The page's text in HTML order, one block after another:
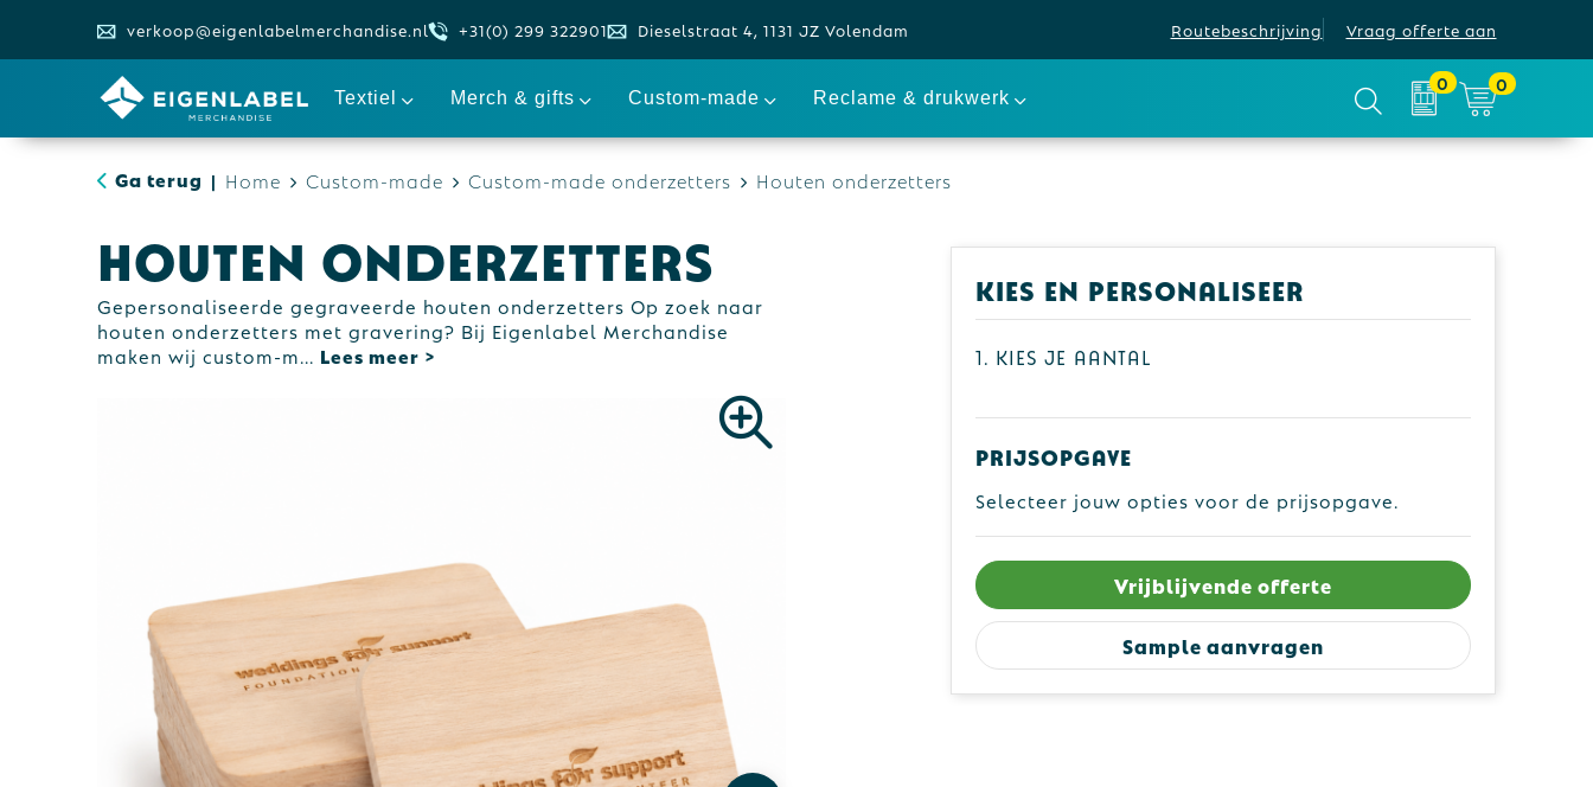
verkoop@eigenlabelmerchandise.nl +31(0) 299 322901 Dieselstraat 4, 1131 JZ Volendam Routebeschrijving Vraag offerte aan
Textiel Merch & gifts Custom-made Reclame & drukwerk
0 0
Ga terug | Home Custom-made Custom-made onderzetters Houten onderzetters
Houten onderzetters
Gepersonaliseerde gegraveerde houten onderzetters Op zoek naar
houten onderzetters met gravering? Bij Eigenlabel Merchandise
maken wij custom-m
Kies en personaliseer
1. Kies je aantal
Prijsopgave
Selecteer jouw opties voor de prijsopgave.
Vrijblijvende offerte
Sample aanvragen